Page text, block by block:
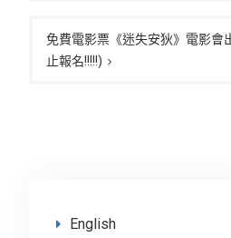
免費電影票《迷失安狄》電影會
止報名!!!!!)
English